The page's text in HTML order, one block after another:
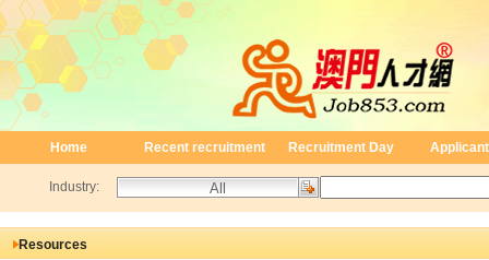
Home Recent recruitment Recruitment Day
Industry:
Resources